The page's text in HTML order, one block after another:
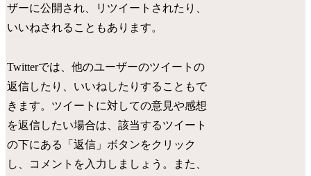
ザーに公開され、リツイートされたり、
いいねされることもあります。
Twitterでは、他のユーザーのツイートの
返信したり、いいねしたりすることもで
きます。ツイートに対しての意見や感想
を返信したい場合は、該当するツイート
の下にある「返信」ボタンをクリック
し、コメントを入力しましょう。また、